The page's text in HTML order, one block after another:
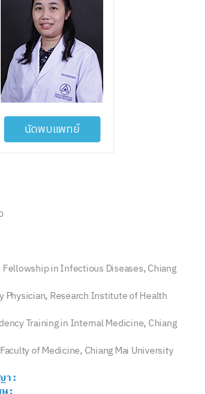
นัดพบแพทย์
Fellowship in Infectious Diseases, Chiang
Physician, Research Institute of Health
Training in Internal Medicine, Chiang
of Medicine, Chiang Mai University
า :